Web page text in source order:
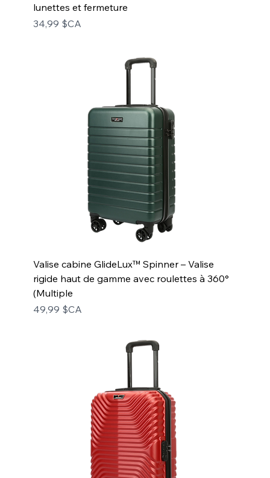
lunettes et fermeture
Prix
34,99 $CA
Valise cabine GlideLux™ Spinner – Valise
rigide haut de gamme avec roulettes à 360°
(Multiple
Prix
49,99 $CA